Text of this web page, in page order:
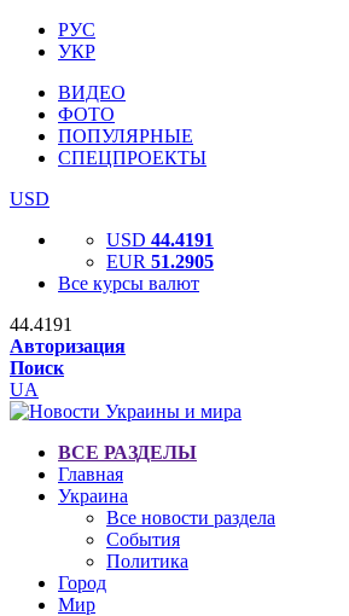
РУС
УКР
ВИДЕО
ФОТО
ПОПУЛЯРНЫЕ
СПЕЦПРОЕКТЫ
USD
USD 44.4191
EUR 51.2905
Все курсы валют
44.4191
Авторизация
Поиск
UA
ВСЕ РАЗДЕЛЫ
Главная
Украина
Все новости раздела
События
Политика
Город
Мир